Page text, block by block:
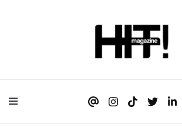
HIT!Magazine